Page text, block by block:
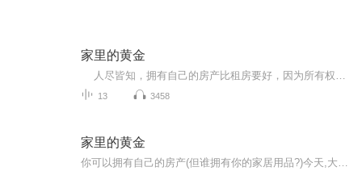
家里的黄金
13 3458
家里的黄金